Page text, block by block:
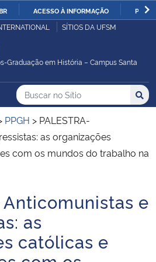
IR
O
ACESSO À INFORMAÇÃO
Pública
e Abastecimento
SÍTIOS DA UFSM
Graduação em História – Campus Santa
do Sítio
Busca
Buscar no no Sítio
Busca:
PPGH > PALESTRA-
as organizações
com os mundos do trabalho na
Anticomunistas e
as
católicas e